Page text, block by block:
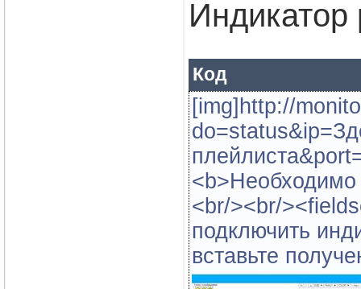
Индикатор
Код
[img]http://
<b>Необходимо
<br/><br/
подключить
вставьте